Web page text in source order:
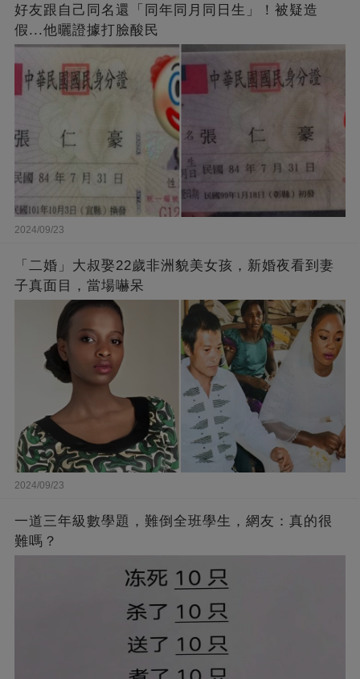
好友跟自己同名還「同年同月同日生」！被疑造
假...他曬證據打臉酸民
2024/09/23
「二婚」大叔娶22歲非洲貌美女孩，新婚夜看到妻
子真面目，當場嚇呆
2024/09/23
一道三年級數學題，難倒全班學生，網友：真的很
難嗎？